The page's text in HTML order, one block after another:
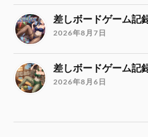
差しボードゲーム記
2026年8月7日
差しボードゲーム記
2026年8月6日